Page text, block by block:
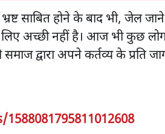
भ्रष्ट साबित होने के बाद भी, जेल
लिए अच्छी नहीं है। आज भी कुछ लोग
द्वारा अपने कर्तव्य के प्रति